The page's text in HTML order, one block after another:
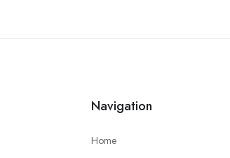
Navigation
Home